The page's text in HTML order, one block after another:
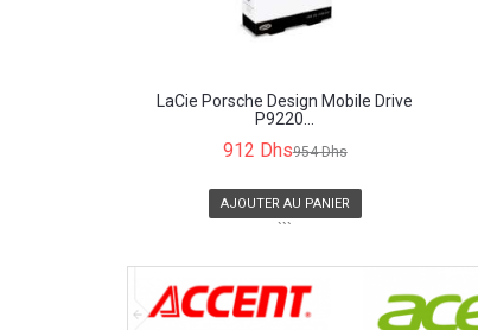
LaCie Porsche Design Mobile Drive
P9220...
912 Dhs954 Dhs
AJOUTER AU PANIER
```